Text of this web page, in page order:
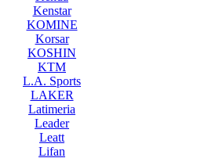
Kenstar
KOMINE
Korsar
KOSHIN
KTM
L.A. Sports
LAKER
Latimeria
Leader
Leatt
Lifan